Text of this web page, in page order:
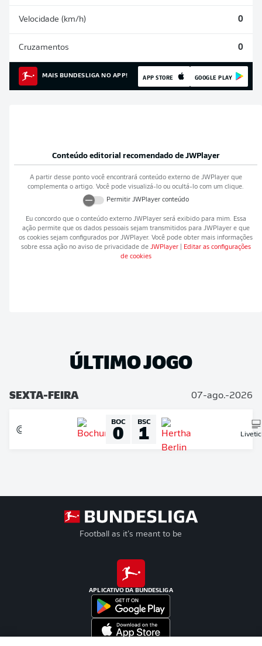
Velocidade (km/h) 0
Cruzamentos 0
MAIS BUNDESLIGA NO APP! APP STORE GOOGLE PLAY
Conteúdo editorial recomendado de JWPlayer
A partir desse ponto você encontrará conteúdo externo de JWPlayerque
complementa o artigo. Você pode visualizá-lo ou ocultá-lo com um clique.
Permitir JWPlayerconteúdo
Eu concordo que o conteúdo externo JWPlayerserá exibido para mim. Essa
ação permite que os dados pessoais sejam transmitidos para JWPlayere que
os cookies sejam configurados por JWPlayer. Você pode obter mais informações
sobre essa ação no aviso de privacidade de JWPlayer
Editar as configurações
de cookies
ÚLTIMO JOGO
SEXTA-FEIRA 07-ago.-2026
BOC
0 BSC
1
Football as it’s meant to be
APLICATIVO DA BUNDESLIGA